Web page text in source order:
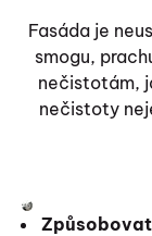
Fasáda je
smogu,
nečistotám,
nečistoty